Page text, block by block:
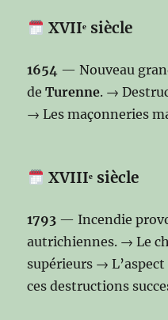
XVIIᵉ siècle
1654 — Nouveau
deTurenne. →
→ Les maçonneries
XVIIIᵉ siècle
1793 — Incendie
autrichiennes. → Le
supérieurs →
ces destructions